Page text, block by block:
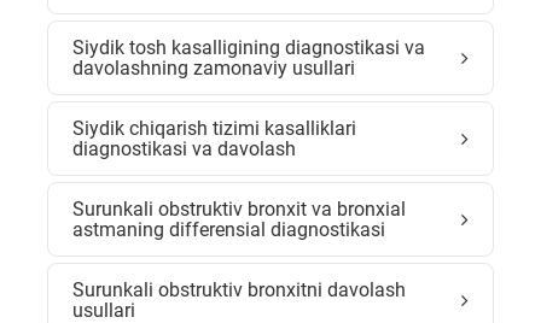
Siydik tosh kasalligining diagnostikasi va
davolashning zamonaviy usullari
Siydik chiqarish tizimi kasalliklari
diagnostikasi va davolash
Surunkali obstruktiv bronxit va bronxial
astmaning differensial diagnostikasi
Surunkali obstruktiv bronxitni davolash
usullari